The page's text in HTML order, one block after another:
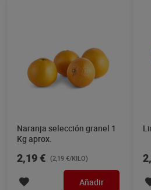
Naranja selección granel 1
Kg aprox.
2,19 € (2,19 €/KILO)
Añadir